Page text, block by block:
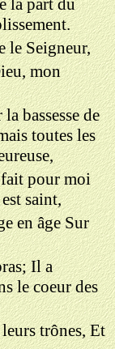
la part du
le Seigneur,
mon
bassesse de
toutes les
fait pour moi
saint,
en âge Sur
Il a
le coeur des
trônes, Et